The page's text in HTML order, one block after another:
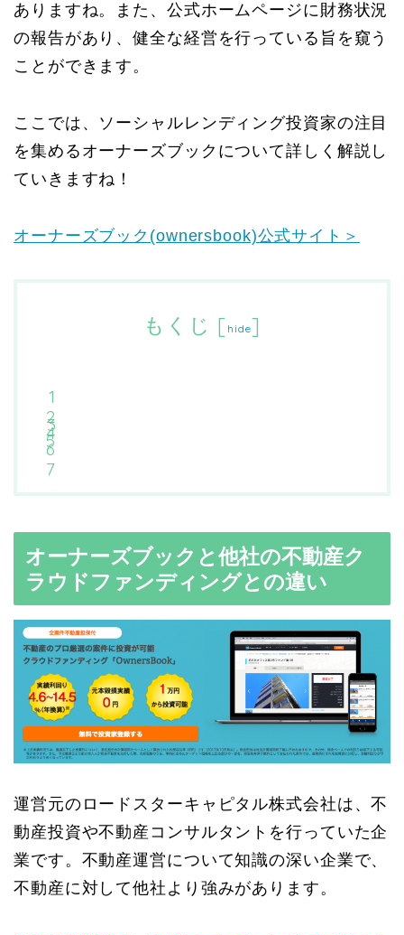
ありますね。また、公式ホームページに財務状況
の報告があり、健全な経営を行っている旨を窺う
ことができます。
ここでは、ソーシャルレンディング投資家の注目
を集めるオーナーズブックについて詳しく解説し
ていきますね！
オーナーズブック(ownersbook)公式サイト＞
もくじ [ hide]
オーナーズブックと他社の不動産ク
ラウドファンディングとの違い
運営元のロードスターキャピタル株式会社は、不
動産投資や不動産コンサルタントを行っていた企
業です。不動産運営について知識の深い企業で、
不動産に対して他社より強みがあります。